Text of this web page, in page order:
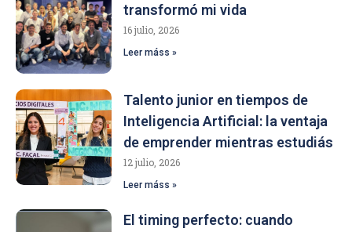
transformó mi vida
16 julio, 2026
Leer máss »
Talento junior en tiempos de
Inteligencia Artificial: la ventaja
de emprender mientras estudiás
12 julio, 2026
Leer máss »
El timing perfecto: cuando